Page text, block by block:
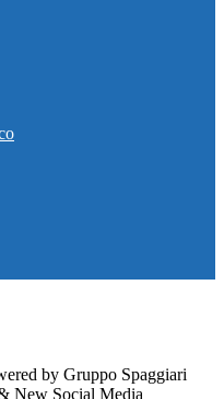
by Gruppo Spaggiari
New Social Media